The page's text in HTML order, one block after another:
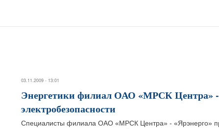
03.11.2009 - 13:01
Энергетики филиал ОАО «МРСК Центра» -
электробезопасности
Специалисты филиала ОАО «МРСК Центра» - «Ярэнерго»